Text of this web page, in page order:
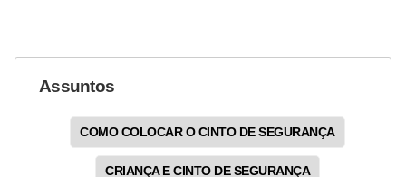
Assuntos
COMO COLOCAR O CINTO DE SEGURANÇA
CRIANÇA E CINTO DE SEGURANÇA